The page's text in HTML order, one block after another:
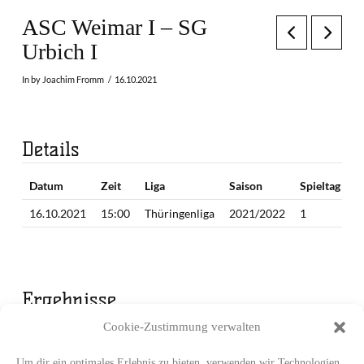
Cookie-Zustimmung verwalten
ASC Weimar I – SG
Urbich I
In by Joachim Fromm 16.10.2021
Details
Datum Zeit Liga Saison
Spieltag
16.10.2021
15:00 Thüringenliga 2021/2022 1
Ergebnisse
Endergebnis